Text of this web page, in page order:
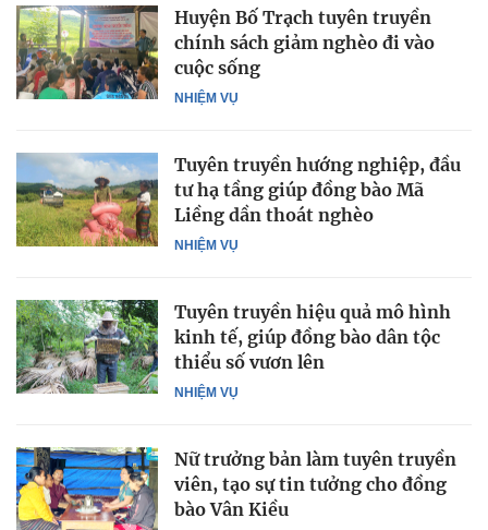
NHIỆM VỤ
Huyện Bố Trạch tuyên truyền
chính sách giảm nghèo đi vào
cuộc sống
NHIỆM VỤ
Tuyên truyền hướng nghiệp, đầu
tư hạ tầng giúp đồng bào Mã
Liềng dần thoát nghèo
NHIỆM VỤ
Tuyên truyền hiệu quả mô hình
kinh tế, giúp đồng bào dân tộc
thiểu số vươn lên
Nữ trưởng bản làm tuyên truyền
viên, tạo sự tin tưởng cho đồng
bào Vân Kiều